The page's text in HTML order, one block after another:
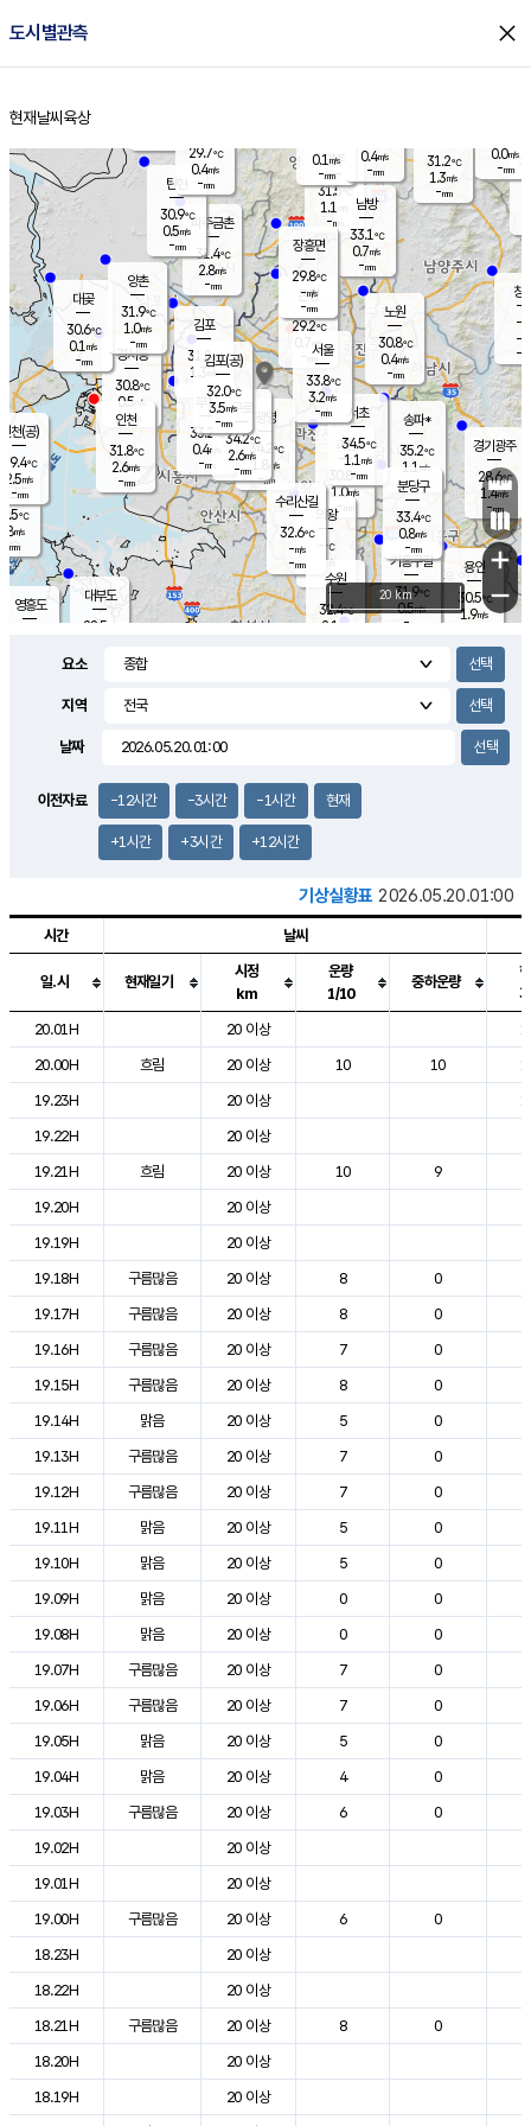
도시별관측 close
홈
현재날씨 육상
의도
℃
m/s
mm
영흥도
양주
31.5℃
1.1
-mm
과천
30.8℃
1.0m/s
- mm
용인
30.5℃
1.9m/s
경기광주
28.6℃
1.4m/s
-mm
1.4m/s
대부도
28.5
경서동
30.8℃
0.5 m/s
-mm
파주금촌
31.4℃
2.8m/s
-mm
31.2℃
1.3m/s
-mm
대곶
30.6℃
0.1 m/s
-mm
창
-
-m/
-
탄현
30.9℃
0.5m/s
-mm
0.0m/s
-mm
의왕
- ℃
m/s
mm
김포
31.8℃
1.3 m/s
mm
광명
34.2 ℃
1.8 m/s
-mm
부천
33.2℃
0.4m/s
-mm
양촌
31.9℃
1.0m/s
-mm
구로
34.2℃
2.6m/s
-mm
은평
29.2℃
0.7 m/s
- mm
노원
30.8℃
0.4m/s
-mm
송파*
35.2℃
1.1 m/s
-mm
서초
34.5℃
1.1 m/s
-mm
남방
33.1℃
0.7m/s
-mm
기흥구갈
31.9℃
0.5m/s
-
수리산길
32.6℃
-m/s
-mm
분당구
33.4℃
0.8m/s
-mm
장흥면
29.8℃
-m/s
-mm
0.1 m/s
-mm
인천(공)
29.4℃
2.5m/s
-mm
김포(공)
32.0℃
3.5m/s
-mm
수원
32.4℃
2.1 m/s
인천
31.8℃
2.6m/s
-mm
서울
33.8℃
3.2m/s
-mm
29.7℃
0.4m/s
-mm
0.4m/s
-mm
+
−
20 km
요소
지역
날짜
이전자료 -12시간 -3시간 -1시간 현재
+1시간 +3시간 +12시간
기상실황표 2026.05.20.01:00
도시별 기상실황표로 지점, 날씨, 기온, 강수, 바람, 기압등을 안내한 표입
시간 날씨
일.시 현재일기
시정
km
운량
1/10
중하운량
20.01H
20 이상
20.00H
흐림 20 이상 10 10
19.23H
20 이상
19.22H
20 이상
19.21H
흐림 20 이상 10 9
19.20H
20 이상
19.19H
20 이상
19.18H
구름많음 20 이상 8 0
19.17H
구름많음 20 이상 8 0
19.16H
구름많음 20 이상 7 0
19.15H
구름많음 20 이상 8 0
19.14H
맑음 20 이상 5 0
19.13H
구름많음 20 이상 7 0
19.12H
구름많음 20 이상 7 0
19.11H
맑음 20 이상 5 0
19.10H
맑음 20 이상 5 0
19.09H
맑음 20 이상 0 0
19.08H
맑음 20 이상 0 0
19.07H
구름많음 20 이상 7 0
19.06H
구름많음 20 이상 7 0
19.05H
맑음 20 이상 5 0
19.04H
맑음 20 이상 4 0
19.03H
구름많음 20 이상 6 0
19.02H
20 이상
19.01H
20 이상
19.00H
구름많음 20 이상 6 0
18.23H
20 이상
18.22H
20 이상
18.21H
구름많음 20 이상 8 0
18.20H
20 이상
18.19H
20 이상